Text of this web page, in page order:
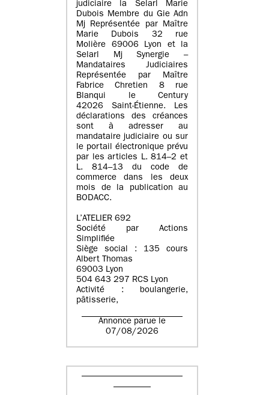
judiciaire la Selarl Marie
Dubois Membre du Gie Adn
Mj Représentée par Maître
Marie Dubois 32 rue
Molière 69006 Lyon et la
Selarl Mj Synergie –
Mandataires Judiciaires
Représentée par Maître
Fabrice Chretien 8 rue
Blanqui le Century
42026 Saint-Étienne. Les
déclarations des créances
sont à adresser au
mandataire judiciaire ou sur
le portail électronique prévu
par les articles L. 814–2 et
L. 814–13 du code de
commerce dans les deux
mois de la publication au
BODACC.
L’ATELIER 692
Société par Actions
Simplifiée
Siège social : 135 cours
Albert Thomas
69003 Lyon
504 643 297 RCS Lyon
Activité : boulangerie,
pâtisserie,
Annonce parue le
07/08/2026